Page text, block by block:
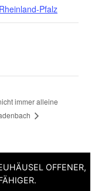
Pfalz
immer alleine
OFFENER,